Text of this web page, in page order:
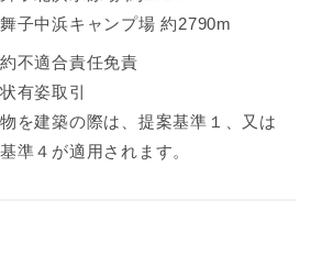
子中浜キャンプ場 約2790m
不適合責任免責
有姿取引
を建築の際は、提案基準１、又は
準４が適用されます。